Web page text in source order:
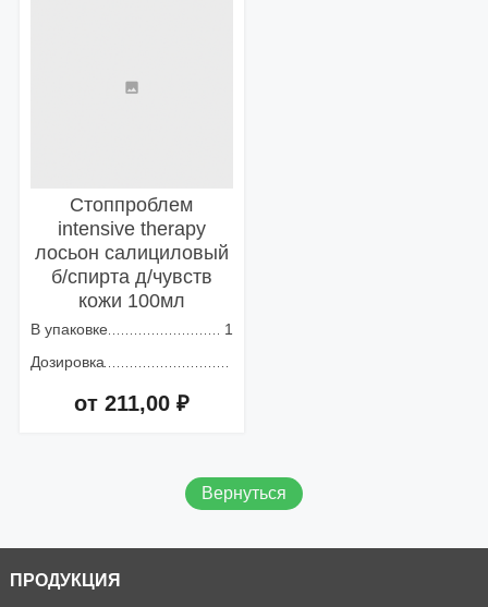
Стоппроблем
intensive therapy
лосьон салициловый
б/спирта д/чувств
кожи 100мл
В упаковке
1
Дозировка
от 211,00 ₽
Вернуться
ПРОДУКЦИЯ